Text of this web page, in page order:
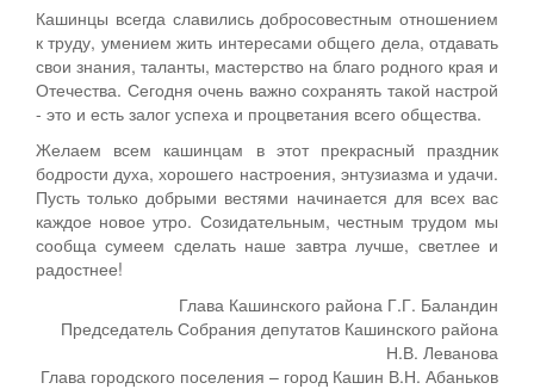
Кашинцы всегда славились добросовестным отношением
к труду, умением жить интересами общего дела, отдавать
свои знания, таланты, мастерство на благо родного края и
Отечества. Сегодня очень важно сохранять такой настрой
- это и есть залог успеха и процветания всего общества.
Желаем всем кашинцам в этот прекрасный праздник
бодрости духа, хорошего настроения, энтузиазма и удачи.
Пусть только добрыми вестями начинается для всех вас
каждое новое утро. Созидательным, честным трудом мы
сообща сумеем сделать наше завтра лучше, светлее и
радостнее!
Глава Кашинского района Г.Г. Баландин
Председатель Собрания депутатов Кашинского района
Н.В. Леванова
Глава городского поселения – город Кашин В.Н. Абаньков